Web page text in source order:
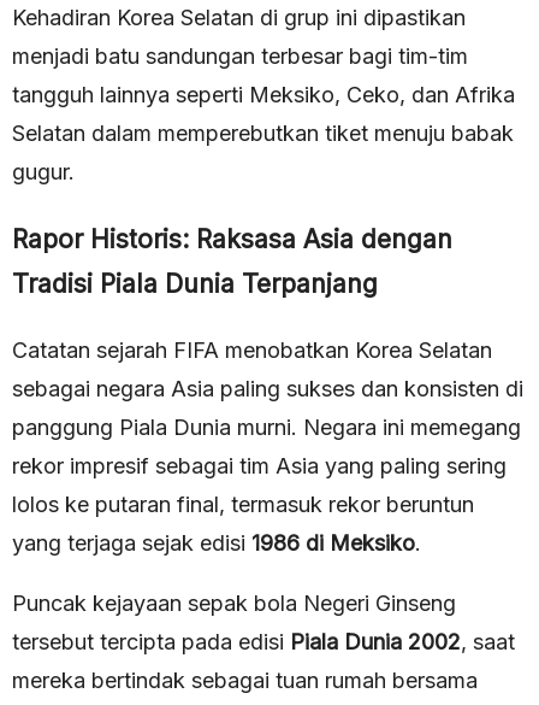
Kehadiran Korea Selatan di grup ini dipastikan
menjadi batu sandungan terbesar bagi tim-tim
tangguh lainnya seperti Meksiko, Ceko, dan Afrika
Selatan dalam memperebutkan tiket menuju babak
gugur.
Rapor Historis: Raksasa Asia dengan
Tradisi Piala Dunia Terpanjang
Catatan sejarah FIFA menobatkan Korea Selatan
sebagai negara Asia paling sukses dan konsisten di
panggung Piala Dunia murni. Negara ini memegang
rekor impresif sebagai tim Asia yang paling sering
lolos ke putaran final, termasuk rekor beruntun
yang terjaga sejak edisi 1986 di Meksiko.
Puncak kejayaan sepak bola Negeri Ginseng
tersebut tercipta pada edisi Piala Dunia 2002, saat
mereka bertindak sebagai tuan rumah bersama